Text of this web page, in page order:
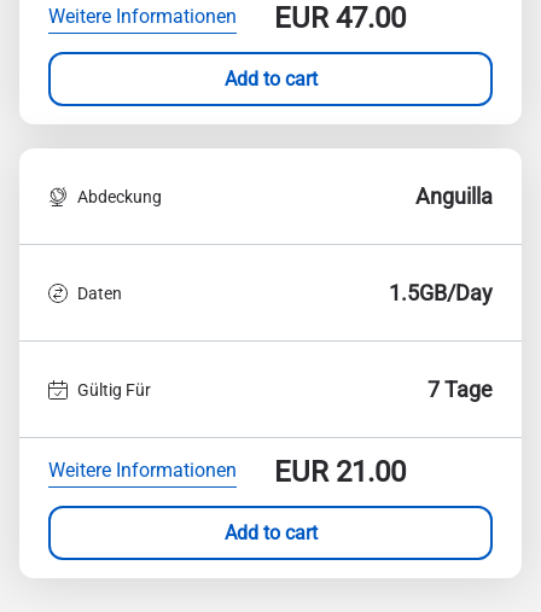
Weitere Informationen EUR47.00
Add to cart
Abdeckung Anguilla
Daten 1.5GB/Day
Gültig Für 7 Tage
Weitere Informationen EUR21.00
Add to cart